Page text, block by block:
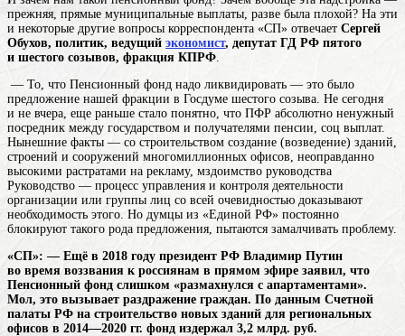
прежняя, прямые муниципальные выплаты, разве была плохой? На эти
и некоторые другие вопросы корреспондента «СП» отвечает Сергей
Обухов, политик, ведущий экономист, депутат ГД РФ пятого
и шестого созывов, фракция КПРФ
— То, что Пенсионный фонд надо ликвидировать — это было
предложение нашей фракции в Госдуме шестого созыва. Не сегодня
и не вчера, еще раньше стало понятно, что ПФР абсолютно ненужный
посредник между государством и получателями пенсии, соц выплат.
Нынешние факты — со строительством создание (возведение) зданий,
строений и сооружений многомиллионных офисов, неоправданно
высокими растратами на рекламу, мздоимство руководства
Руководство — процесс управления и контроля деятельности
организации или группы лиц со всей очевидностью доказывают
необходимость этого. Но думцы из «Единой РФ» постоянно
блокируют такого рода предложения, пытаются замалчивать проблему.
«СП»: — Ещё в 2018 году президент РФ Владимир Путин
во время воззвания к россиянам в прямом эфире заявил, что
Пенсионный фонд слишком «размахнулся с апартаментами».
Мол, это вызывает раздражение граждан. По данным Счетной
палаты РФ на строительство новых зданий для региональных
офисов в 2014—2020 гг. фонд издержал 3,2 млрд. руб.